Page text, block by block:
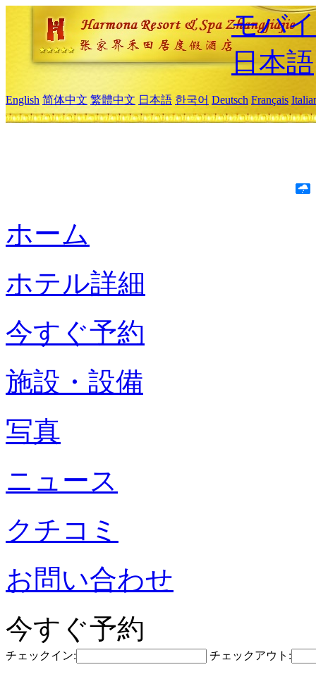
モバ
日本語
English 简体中文 繁體中文 日本語 한국어 Deutsch Français
ホーム
ホテル詳細
今すぐ予約
施設・設備
写真
ニュース
クチコミ
お問い合わせ
今すぐ予約
チェックイン: チェックアウト: